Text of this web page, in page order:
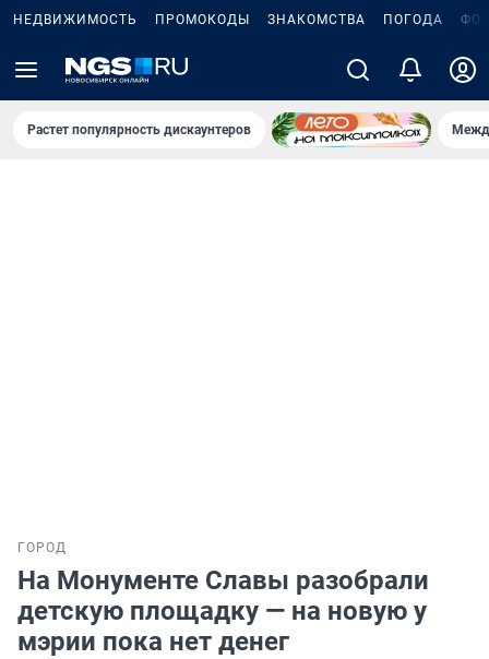
НЕДВИЖИМОСТЬ ПРОМОКОДЫ ЗНАКОМСТВА ПОГОДА
Растет популярность дискаунтеров
ГОРОД
На Монументе Славы разобрали
детскую площадку — на новую у
мэрии пока нет денег